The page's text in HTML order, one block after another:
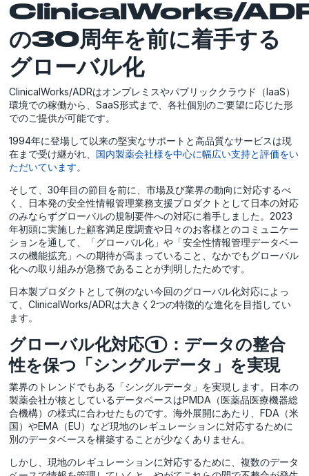
ClinicalWorks/
の30周年を前に着手する
グローバル化
ClinicalWorks/ADRはオンプレミスやパブリッククラウド（IaaS）
環境での稼働から、SaaS形式まで、各社個別のご要望に応じた形
でのご提供が可能です。
1994年に登場して以来の堅実なサポートと高品質なサービスは現
在まで受け継がれ、 国内製薬会社様を中心に幅広い支持と評価をい
ただいています。
そして、30年目の節目を前に、市場及び業界の動向に対応するべ
く、日本発の安全性情報管理業務支援プロダクトとして日本の対応
のみならずグローバルの規制要件への対応に着手しました。2023
年初頭に実施した顧客満足度調査や日々のお客様とのコミュニケー
ションを通して、「グローバル化」や「安全性情報管理データベー
スの機能拡充」への期待が高まっていること、なかでもグローバル
化への取り組みが急務であることが判明したためです。
日本製プロダクトとして例のない今回のグローバル化対応によっ
て、ClinicalWorks/ADRは大きく2つの特徴的な進化を目指してい
ます。
グローバル化対応①：データの整合
性を保つ「シングルデータ」を実現
業界のトレンドでもある「シングルデータ」を実現します。日本の
製薬会社が核としているデータベースはPMDA（医薬品医療機器総
合機構）の様式に合わせたものです。海外展開にあたり、FDA（米
国）やEMA（EU）など現地のレギュレーションに対応するために
別のデータベースを構築することが少なくありません。
しかし、現地のレギュレーションに対応するために、複数のデータ